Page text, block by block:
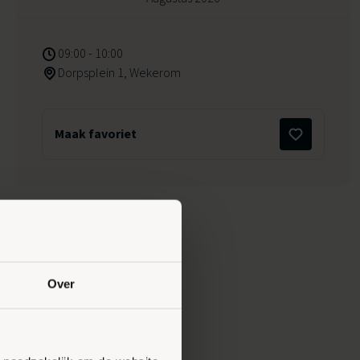
Over
09:00 - 10:00
Dorpsplein 1, Wekerom
Maak favoriet